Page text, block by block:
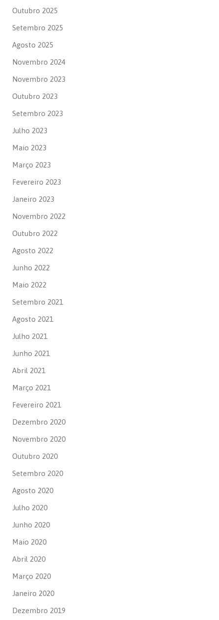
Outubro 2025
Setembro 2025
Agosto 2025
Novembro 2024
Novembro 2023
Outubro 2023
Setembro 2023
Julho 2023
Maio 2023
Março 2023
Fevereiro 2023
Janeiro 2023
Novembro 2022
Outubro 2022
Agosto 2022
Junho 2022
Maio 2022
Setembro 2021
Agosto 2021
Julho 2021
Junho 2021
Abril 2021
Março 2021
Fevereiro 2021
Dezembro 2020
Novembro 2020
Outubro 2020
Setembro 2020
Agosto 2020
Julho 2020
Junho 2020
Maio 2020
Abril 2020
Março 2020
Janeiro 2020
Dezembro 2019